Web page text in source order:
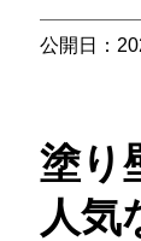
公開日：
塗り
人気